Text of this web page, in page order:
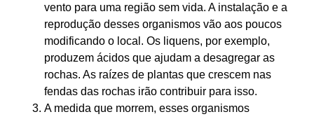
vento para uma região sem vida. A instalação e a
reprodução desses organismos vão aos poucos
modificando o local. Os liquens, por exemplo,
produzem ácidos que ajudam a desagregar as
rochas. As raízes de plantas que crescem nas
fendas das rochas irão contribuir para isso.
A medida que morrem, esses organismos